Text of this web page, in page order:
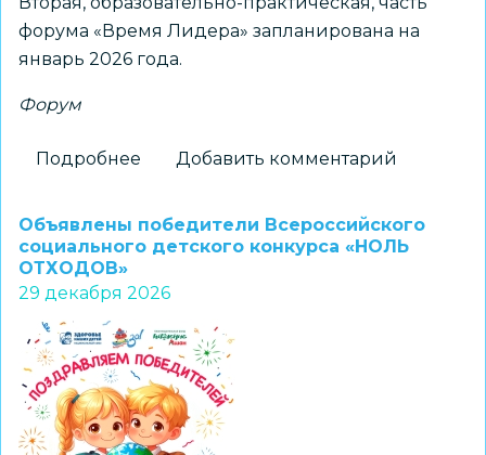
форума «Время Лидера» запланирована на
январь 2026 года.
Форум
Подробнее
лидерских
активов
Лидера»
прошел
в
Новосибирске
Добавить комментарий
Объявлены победители Всероссийского
социального детского конкурса «НОЛЬ
ОТХОДОВ»
29 декабря 2026